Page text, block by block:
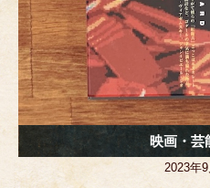
映画・芸
2023年9